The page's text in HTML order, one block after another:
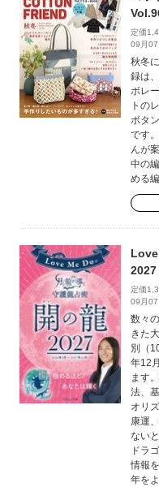
定価
09月
秋冬
録は
ボレ
トの
ボタ
です
んが
中の
める
Love
2027
定価
09月
数々
きた
別（
年12
ます
法、
オリ
康運
ない
ドラ
情報
年を